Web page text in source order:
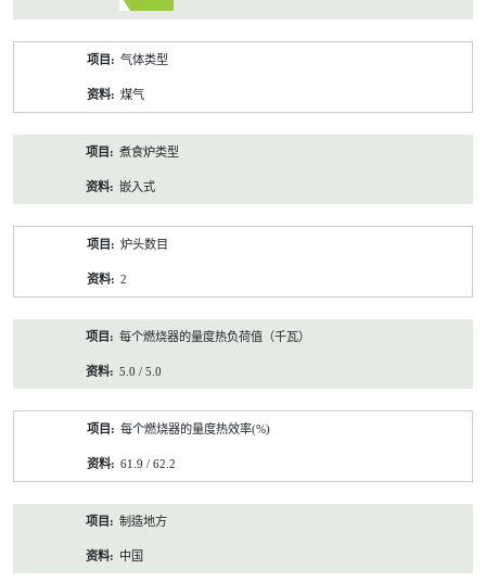
气体类型
煤气
煮食炉类型
嵌入式
炉头数目
2
每个燃烧器的量度热负荷值（千瓦）
5.0 / 5.0
每个燃烧器的量度热效率(%)
61.9 / 62.2
制造地方
中国